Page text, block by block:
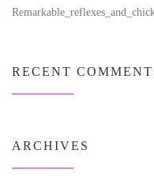
RECENT
ARCHIVES